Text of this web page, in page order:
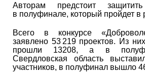
Авторам предстоит
в полуфинале, который пройдет
Всего в конкурсе
заявлено 53 219 проектов. Из
прошли 13208, а в
Свердловская область
участников, в полуфинал вышло